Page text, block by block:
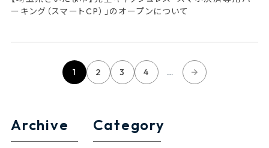
ーキング（スマートCP）」のオープンについて
1 2 3 4 …
Archive Category